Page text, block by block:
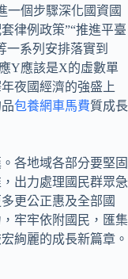
一個步驟深化國資國
律例政策”“推進平臺
一系列安排落實到
Y應該是X的虛數單
夜國經濟的強盛上
包養網車馬費質成長
各地域各部分要堅固
出力處理國民群眾急
更公正惠及全部國
牢牢依附國民，匯集
絢麗的成長新篇章。